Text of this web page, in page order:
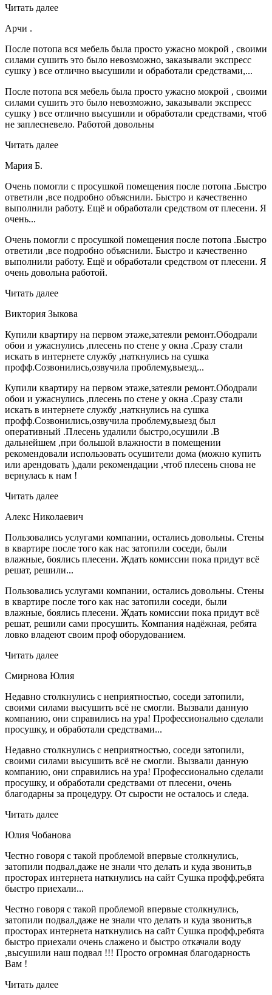
Читать далее
Арчи .
После потопа вся мебель была просто ужасно мокрой , своими
силами сушить это было невозможно, заказывали экспресс
сушку ) все отлично высушили и обработали средствами,...
После потопа вся мебель была просто ужасно мокрой , своими
силами сушить это было невозможно, заказывали экспресс
сушку ) все отлично высушили и обработали средствами, чтоб
не заплесневело. Работой довольны
Читать далее
Мария Б.
Очень помогли с просушкой помещения после потопа .Быстро
ответили ,все подробно объяснили. Быстро и качественно
выполнили работу. Ещё и обработали средством от плесени. Я
очень...
Очень помогли с просушкой помещения после потопа .Быстро
ответили ,все подробно объяснили. Быстро и качественно
выполнили работу. Ещё и обработали средством от плесени. Я
очень довольна работой.
Читать далее
Виктория Зыкова
Купили квартиру на первом этаже,затеяли ремонт.Ободрали
обои и ужаснулись ,плесень по стене у окна .Сразу стали
искать в интернете службу ,наткнулись на сушка
профф.Созвонились,озвучила проблему,выезд...
Купили квартиру на первом этаже,затеяли ремонт.Ободрали
обои и ужаснулись ,плесень по стене у окна .Сразу стали
искать в интернете службу ,наткнулись на сушка
профф.Созвонились,озвучила проблему,выезд был
оперативный .Плесень удалили быстро,осушили .В
дальнейшем ,при большой влажности в помещении
рекомендовали использовать осушители дома (можно купить
или арендовать ),дали рекомендации ,чтоб плесень снова не
вернулась к нам !
Читать далее
Алекс Николаевич
Пользовались услугами компании, остались довольны. Стены
в квартире после того как нас затопили соседи, были
влажные, боялись плесени. Ждать комиссии пока придут всё
решат, решили...
Пользовались услугами компании, остались довольны. Стены
в квартире после того как нас затопили соседи, были
влажные, боялись плесени. Ждать комиссии пока придут всё
решат, решили сами просушить. Компания надёжная, ребята
ловко владеют своим проф оборудованием.
Читать далее
Смирнова Юлия
Недавно столкнулись с неприятностью, соседи затопили,
своими силами высушить всё не смогли. Вызвали данную
компанию, они справились на ура! Профессионально сделали
просушку, и обработали средствами...
Недавно столкнулись с неприятностью, соседи затопили,
своими силами высушить всё не смогли. Вызвали данную
компанию, они справились на ура! Профессионально сделали
просушку, и обработали средствами от плесени, очень
благодарны за процедуру. От сырости не осталось и следа.
Читать далее
Юлия Чобанова
Честно говоря с такой проблемой впервые столкнулись,
затопили подвал,даже не знали что делать и куда звонить,в
просторах интернета наткнулись на сайт Сушка профф,ребята
быстро приехали...
Честно говоря с такой проблемой впервые столкнулись,
затопили подвал,даже не знали что делать и куда звонить,в
просторах интернета наткнулись на сайт Сушка профф,ребята
быстро приехали очень слажено и быстро откачали воду
,высушили наш подвал !!! Просто огромная благодарность
Вам !
Читать далее